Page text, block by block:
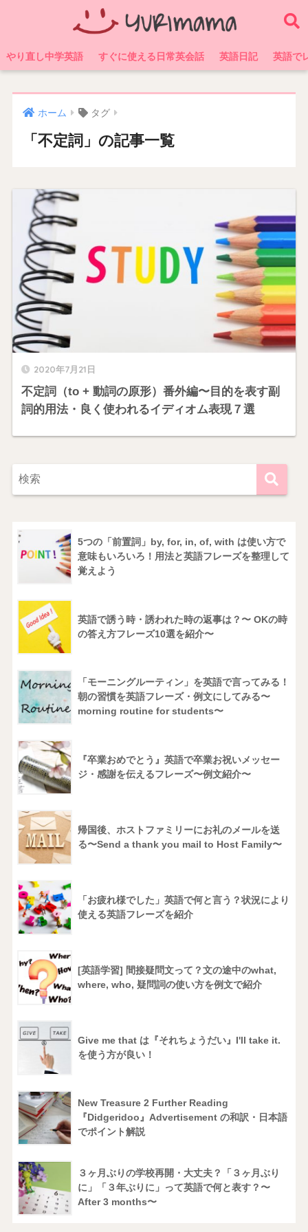
やり直し中学英語 すぐに使える日常英会話 英語日記 英語で
ホーム タグ
「不定詞」の記事一覧
2020年7月21日
不定詞（to + 動詞の原形）番外編〜目的を表す副
詞的用法・良く使われるイディオム表現７選
5つの「前置詞」by, for, in, of, with は使い方で
意味もいろいろ！用法と英語フレーズを整理して
覚えよう
英語で誘う時・誘われた時の返事は？〜 OKの時
の答え方フレーズ10選を紹介〜
「モーニングルーティン」を英語で言ってみる！
朝の習慣を英語フレーズ・例文にしてみる〜
morning routine for students〜
『卒業おめでとう』英語で卒業お祝いメッセー
ジ・感謝を伝えるフレーズ〜例文紹介〜
帰国後、ホストファミリーにお礼のメールを送
る〜Send a thank you mail to Host Family〜
「お疲れ様でした」英語で何と言う？状況により
使える英語フレーズを紹介
[英語学習] 間接疑問文って？文の途中のwhat,
where, who, 疑問詞の使い方を例文で紹介
Give me that は『それちょうだい』I'll take it.
を使う方が良い！
New Treasure 2 Further Reading
『Didgeridoo』Advertisement の和訳・日本語
でポイント解説
３ヶ月ぶりの学校再開・大丈夫？「３ヶ月ぶり
に」「３年ぶりに」って英語で何と表す？〜
After 3 months〜